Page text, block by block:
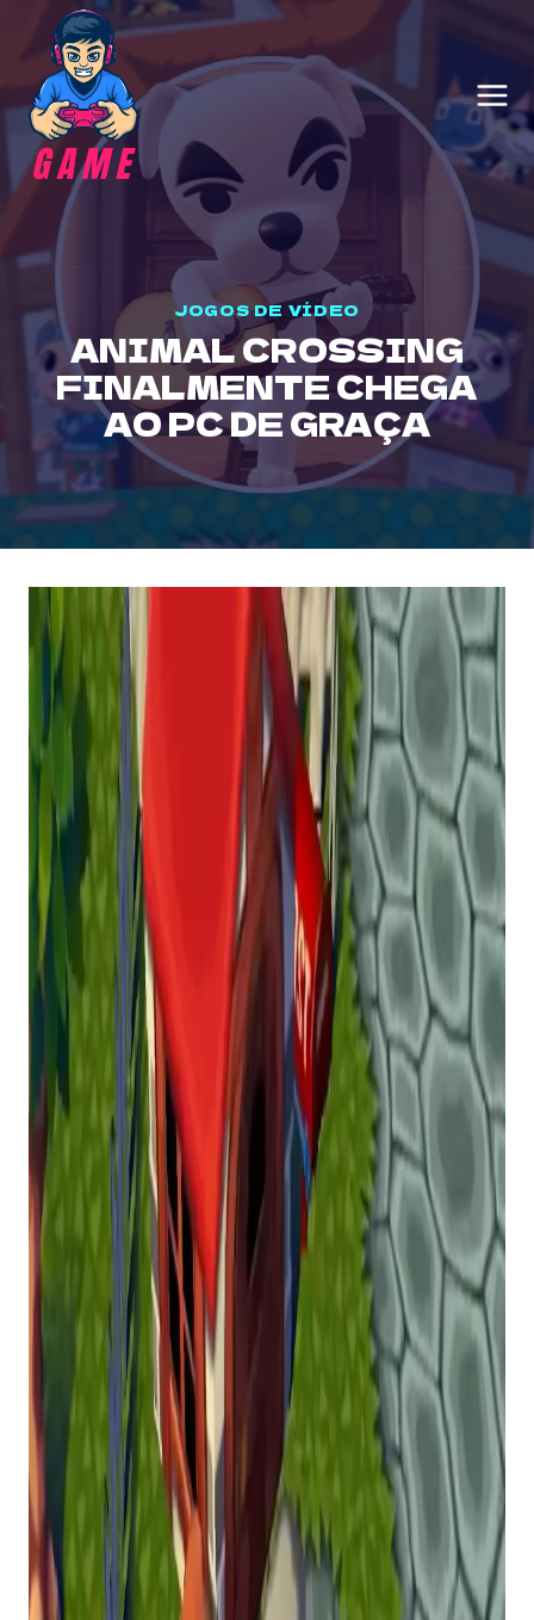
content
JOGOS DE VÍDEO
ANIMAL CROSSING
FINALMENTE CHEGA
AO PC DE GRAÇA
Lar Notícias > Nintendo
Publicado
19h30 do dia 18 de março de 2026 GMT
ANIMAL
CROSSING
FINALMENTE
CHEGA AO PC
DE GRAÇA
Não é necessária emulação!
Olly Smith
Siga-nos no Google Discover
Uma porta nativa do original
Travessia de animais
chegou ao PC, gratuito para proprietários do
GameCube original.
Embora o Xbox e o PlayStation tenham levado
seus jogos para PC no passado com vários níveis
de sucesso, a Nintendo é a única editora que você
provavelmente nunca verá fazer o mesmo.